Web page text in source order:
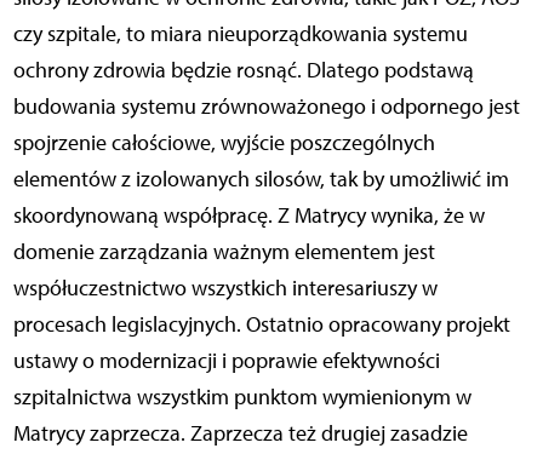
czy szpitale, to miara nieuporządkowania systemu
ochrony zdrowia będzie rosnąć. Dlatego podstawą
budowania systemu zrównoważonego i odpornego jest
spojrzenie całościowe, wyjście poszczególnych
elementów z izolowanych silosów, tak by umożliwić im
skoordynowaną współpracę. Z Matrycy wynika, że w
domenie zarządzania ważnym elementem jest
współuczestnictwo wszystkich interesariuszy w
procesach legislacyjnych. Ostatnio opracowany projekt
ustawy o modernizacji i poprawie efektywności
szpitalnictwa wszystkim punktom wymienionym w
Matrycy zaprzecza. Zaprzecza też drugiej zasadzie